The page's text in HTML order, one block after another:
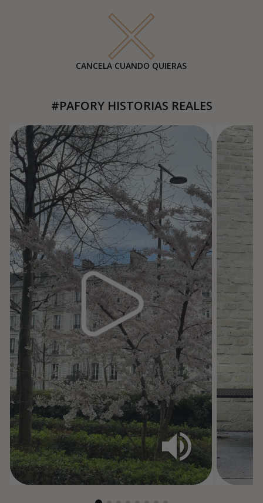
CANCELA CUANDO QUIERAS
#PAFORY HISTORIAS REALES